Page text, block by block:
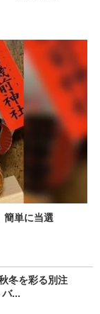
簡単に当選
冬を彩る別注
...